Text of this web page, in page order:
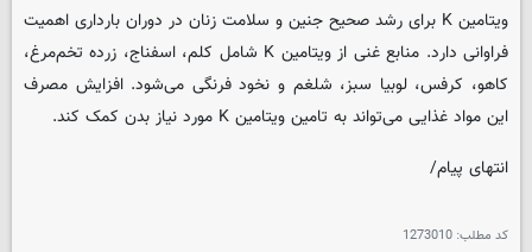
ویتامین K برای رشد صحیح جنین و سلامت زنان در دوران بارداری اهمیت
فراوانی دارد. منابع غنی از ویتامین K شامل کلم، اسفناج، زرده تخم‌مرغ،
کاهو، کرفس، لوبیا سبز، شلغم و نخود فرنگی می‌شود. افزایش مصرف
این مواد غذایی می‌تواند به تامین ویتامین K مورد نیاز بدن کمک کند.
انتهای پیام/
کد مطلب: 1273010